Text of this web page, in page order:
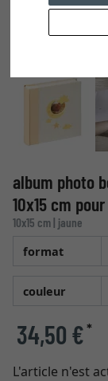
album photo
10x15 cm
10x15 cm | jaune
format
couleur
34,50 €*
L'article n'est